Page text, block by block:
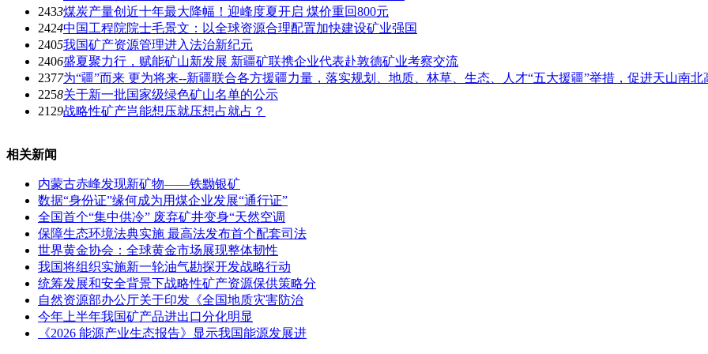
2433煤炭产量创近十年最大降幅！迎峰度夏开启 煤价重回800元
2424中国工程院院士毛景文：以全球资源合理配置加快建设矿业强国
2405我国矿产资源管理进入法治新纪元
2406盛夏聚力行，赋能矿山新发展 新疆矿联携企业代表赴敦德矿业考察交流
2377为“疆”而来 更为将来--新疆联合各方援疆力量，落实规划、地质、林草、生态、人才“五大援疆”举措，促进天山南北
2258关于新一批国家级绿色矿山名单的公示
2129战略性矿产岂能想压就压想占就占？
相关新闻
内蒙古赤峰发现新矿物——铁黝银矿
数据“身份证”缘何成为用煤企业发展“通行证”
全国首个“集中供冷” 废弃矿井变身“天然空调
保障生态环境法典实施 最高法发布首个配套司法
世界黄金协会：全球黄金市场展现整体韧性
我国将组织实施新一轮油气勘探开发战略行动
统筹发展和安全背景下战略性矿产资源保供策略分
自然资源部办公厅关于印发《全国地质灾害防治
今年上半年我国矿产品进出口分化明显
《2026 能源产业生态报告》显示我国能源发展进